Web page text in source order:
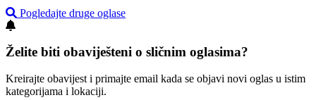
Pogledajte druge oglase
Želite biti obaviješteni o sličnim oglasima?
Kreirajte obavijest i primajte email kada se objavi novi oglas u istim
kategorijama i lokaciji.